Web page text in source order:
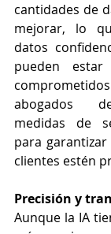
cantidades de
mejorar, lo
datos
pueden
abogados
medidas de
para
clientes estén
Precisión y
Aunque la IA